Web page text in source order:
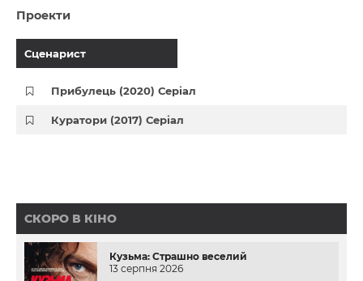
Проекти
Сценарист
Прибулець (2020) Серіал
Куратори (2017) Серіал
СКОРО В КІНО
Кузьма: Страшно веселий
13 серпня 2026